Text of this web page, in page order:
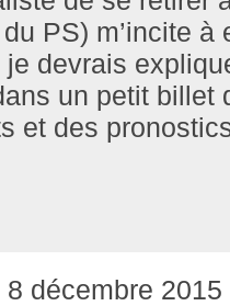
PS) m’incite à
je devrais
un petit billet
et des
décembre